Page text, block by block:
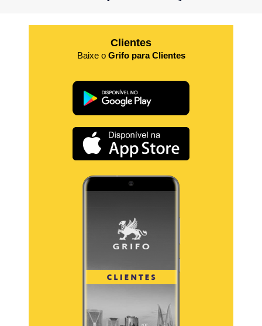
Clientes
Baixe o Grifo para Clientes